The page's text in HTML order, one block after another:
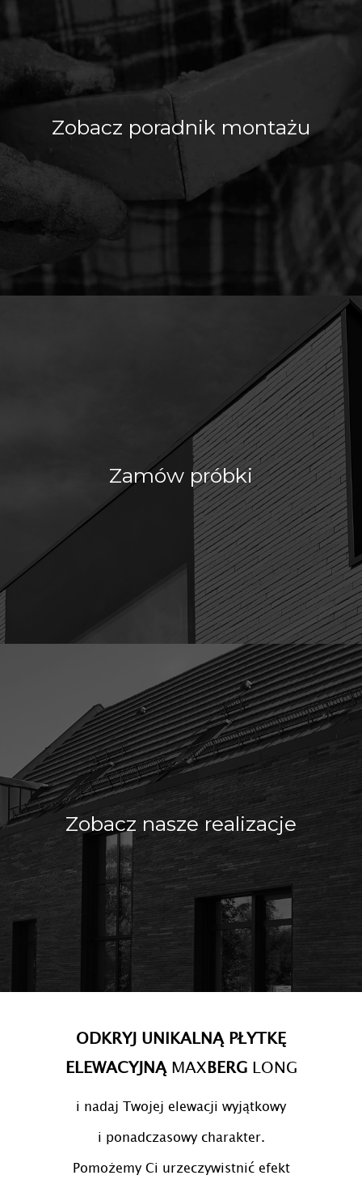
Zobacz poradnik montażu
Zamów próbki
Zobacz nasze realizacje
ODKRYJ UNIKALNĄ PŁYTKĘ
ELEWACYJNĄMAXBERGLONG
i nadaj Twojej elewacji wyjątkowy
i ponadczasowy charakter.
Pomożemy Ci urzeczywistnić efekt